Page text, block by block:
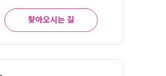
찾아오시는 길